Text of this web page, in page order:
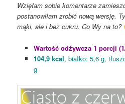
Wzięłam sobie komentarze
postanowiłam zrobić nową wersję.
mąki, ale i bez cukru. Co Wy na to?
Wartość odżywcza 1 porcji
104,9 kcal, białko: 5,6 g,
g